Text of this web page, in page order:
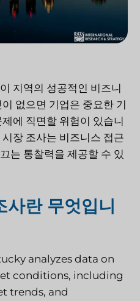
지역의 성공적인 비즈니
없으면 기업은 중요한 기
에 직면할 위험이 있습니
장 조사는 비즈니스 접근
는 통찰력을 제공할 수 있
사란 무엇입니
analyzes data on
conditions, including
trends, and